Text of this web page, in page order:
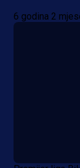
6 godina 2